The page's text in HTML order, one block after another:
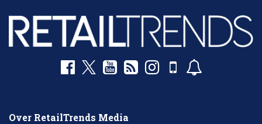
Over RetailTrends Media